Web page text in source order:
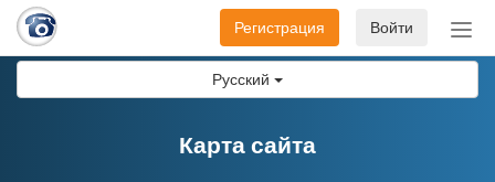
Русский
Войти
Регистрация
Карта сайта